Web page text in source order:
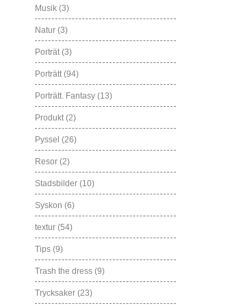
Musik (3)
Natur (3)
Porträt (3)
Porträtt (94)
Porträtt. Fantasy (13)
Produkt (2)
Pyssel (26)
Resor (2)
Stadsbilder (10)
Syskon (6)
textur (54)
Tips (9)
Trash the dress (9)
Trycksaker (23)